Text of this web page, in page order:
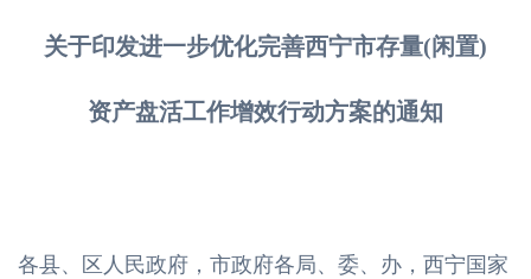
关于印发进一步优化完善西宁市存量(闲置)
资产盘活工作增效行动方案的通知
各县、区人民政府，市政府各局、委、办，西宁国家